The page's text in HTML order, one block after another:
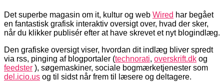
Det superbe magasin om it, kultur og web Wired har begået
en fantastisk grafisk interaktiv oversigt over, hvad der sker,
når du klikker publisér efter at have skrevet et nyt blogindlæg.
Den grafiske oversigt viser, hvordan dit indlæg bliver spredt
via rss, pinging af blogportaler (technorati, overskrift.dk og
feedster ), søgemaskiner, sociale bogmærketjenester som
del.icio.us og til sidst når frem til læsere og deltagere.